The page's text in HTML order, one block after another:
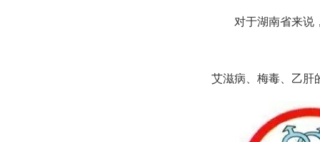
对于湖南省来说
艾滋病、梅毒、乙肝